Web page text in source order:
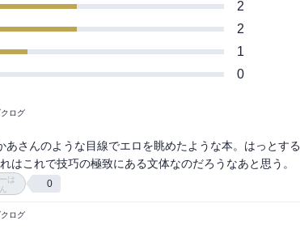
2
2
1
0
ログ
あさんのような目線でエロを眺めたような本。はっとす
はこれで技巧の極致にある文体なのだろうなあと思う。
は
0
ログ